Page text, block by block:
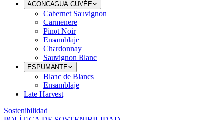
ACONCAGUA CUVÉE
Cabernet Sauvignon
Carmenere
Pinot Noir
Ensamblaje
Chardonnay
Sauvignon Blanc
ESPUMANTE
Blanc de Blancs
Ensamblaje
Late Harvest
Sostenibilidad